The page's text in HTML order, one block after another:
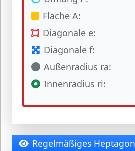
Fläche A:
Diagonale e:
Diagonale f:
Außenradius ra:
Innenradius ri:
Regelmäßiges Heptagon